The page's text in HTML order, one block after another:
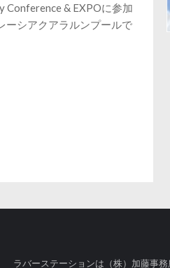
& EXPOに参加
シアクアラルンプールで
ラバーステーションは（株）加藤事